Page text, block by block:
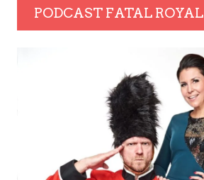
PODCAST FATAL ROYAL